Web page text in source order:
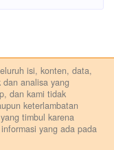
isi, konten, data,
analisa yang
dan kami tidak
keterlambatan
timbul karena
yang ada pada